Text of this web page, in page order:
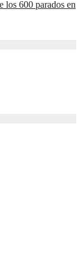
los 600 parados en